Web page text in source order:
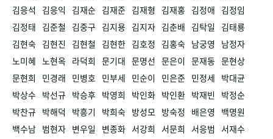
김응석
김응익 김재순 김재준 김재형 김재홍 김정애 김정임
김정태 김준철 김중구 김지용 김지자 김춘배 김탁일
김태룡
김현숙 김현진 김현철 김현한 김호정 김홍숙 남궁영
남정자
노미혜 노현옥 라덕희 문기대 문명선 문은이 문재동 문현상
문현희
민경래 민병호 민부세 민순이 민은준 민정세 박대균
박상수 박선규 박승후 박영희 박인화 박인환 박재빈
박정순
박찬규 박해덕 박흥기 박희숙 방성모 방숙정 배은영
백명원
백수남 범현자 변우일 변종화 서강희 서문희 서응범
서재수